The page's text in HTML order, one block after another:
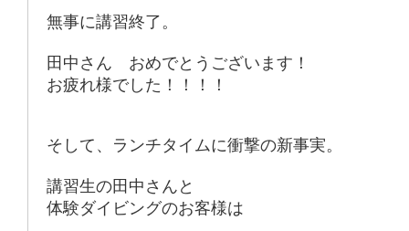
無事に講習終了。
田中さん おめでとうございます！
お疲れ様でした！！！！
そして、ランチタイムに衝撃の新事実。
講習生の田中さんと
体験ダイビングのお客様は